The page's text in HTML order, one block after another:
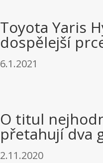
Toyota Yaris
dospělejší
6.1.2021
O titul
přetahují dva
2.11.2020